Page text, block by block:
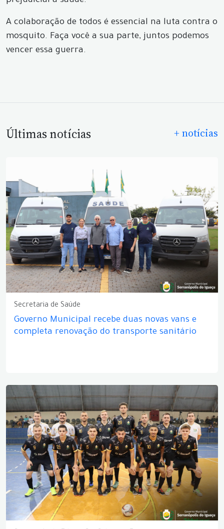
A colaboração de todos é essencial na luta contra o
mosquito. Faça você a sua parte, juntos podemos
vencer essa guerra.
Últimas notícias + notícias
Secretaria de Saúde
Governo Municipal recebe duas novas vans e
completa renovação do transporte sanitário